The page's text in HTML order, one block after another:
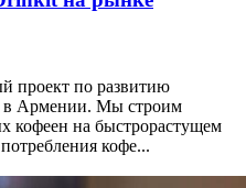
проект по развитию
в Армении. Мы строим
кофеен на быстрорастущем
кофе...